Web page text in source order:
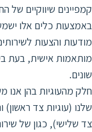
קמפיינים שיווקיים של
באמצעות כלים אלו
מודעות והצעות
מותאמות אישית, בעת
שונים.
חלק מהעוגיות בהן אנו
שלנו (עוגיות צד ראשון)